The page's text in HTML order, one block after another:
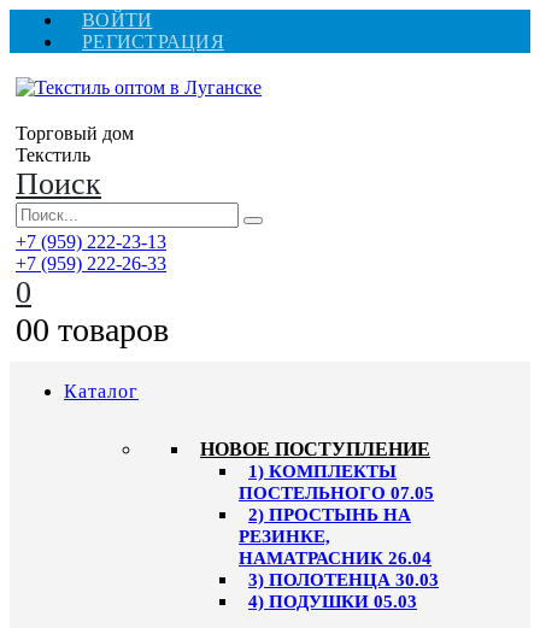
ВОЙТИ
РЕГИСТРАЦИЯ
Торговый дом
Текстиль
Поиск
+7 (959) 222-23-13
+7 (959) 222-26-33
0
00 товаров
Каталог
HОВОЕ ПОСТУПЛЕНИЕ
1) КОМПЛЕКТЫ
ПОСТЕЛЬНОГО 07.05
2) ПРОСТЫНЬ НА
РЕЗИНКЕ,
НАМАТРАСНИК 26.04
3) ПОЛОТЕНЦА 30.03
4) ПОДУШКИ 05.03